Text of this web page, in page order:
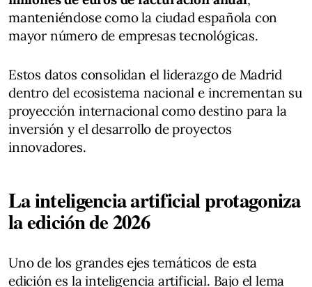
manteniéndose como la ciudad española con
mayor número de empresas tecnológicas.
Estos datos consolidan el liderazgo de Madrid
dentro del ecosistema nacional e incrementan su
proyección internacional como destino para la
inversión y el desarrollo de proyectos
innovadores.
La inteligencia artificial protagoniza
la edición de 2026
Uno de los grandes ejes temáticos de esta
edición es la inteligencia artificial. Bajo el lema